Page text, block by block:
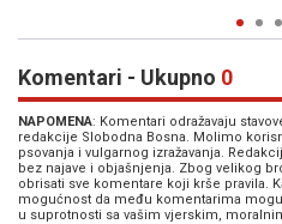
Komentari - Ukupno 0
NAPOMENA: Komentari odražavaju
redakcije Slobodna Bosna. Molimo
psovanja i vulgarnog izražavanja.
bez najave i objašnjenja. Zbog velikog
obrisati sve komentare koji krše pravila.
mogućnost da među komentarima
u suprotnosti sa vašim vjerskim,